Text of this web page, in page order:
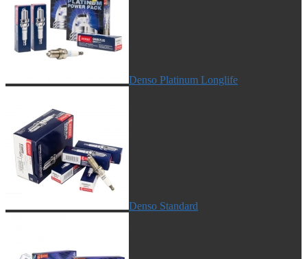
Denso Platinum Longlife
Denso Standard